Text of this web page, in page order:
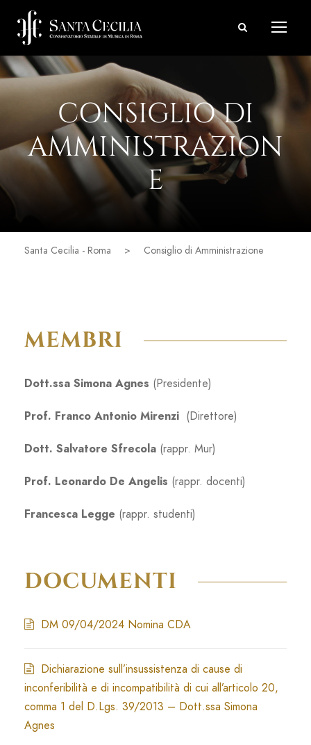
CONSIGLIO DI
AMMINISTRAZION
E
Santa Cecilia - Roma > Consiglio di Amministrazione
MEMBRI
Dott.ssa Simona Agnes (Presidente)
Prof. Franco Antonio Mirenzi (Direttore)
Dott. Salvatore Sfrecola (rappr. Mur)
Prof. Leonardo De Angelis (rappr. docenti)
Francesca Legge (rappr. studenti)
DOCUMENTI
DM 09/04/2024 Nomina CDA
Dichiarazione sull’insussistenza di cause di
inconferibilità e di incompatibilità di cui all’articolo 20,
comma 1 del D.Lgs. 39/2013 – Dott.ssa Simona
Agnes